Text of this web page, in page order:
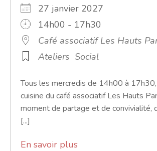
27 janvier 2027
14h00 - 17h30
Café associatif Les Hauts
Ateliers Social
Tous les mercredis de 14h00 à
cuisine du café associatif Les Hauts
moment de partage et de convivialité,
[...]
En savoir plus